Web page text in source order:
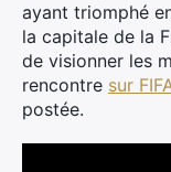
ayant triomphé
la capitale de la
de visionner les
rencontre sur
postée.